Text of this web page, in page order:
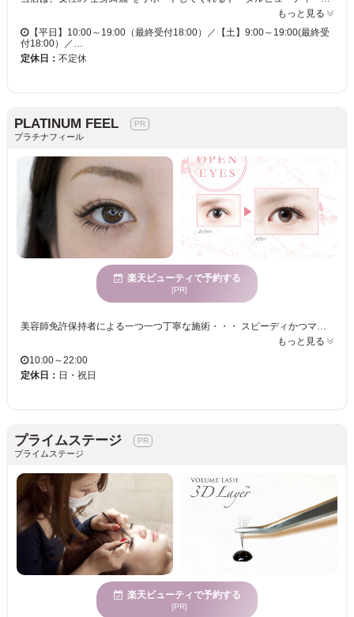
もっと見る
【平日】10:00～19:00（最終受付18:00）／【土】9:00～19:00(最終受
付18:00）／…
定休日： 不定休
PLATINUM FEEL
プラチナフィール
楽天ビューティで予約する
[PR]
もっと見る
10:00～22:00
定休日： 日・祝日
プライムステージ
プライムステージ
楽天ビューティで予約する
[PR]